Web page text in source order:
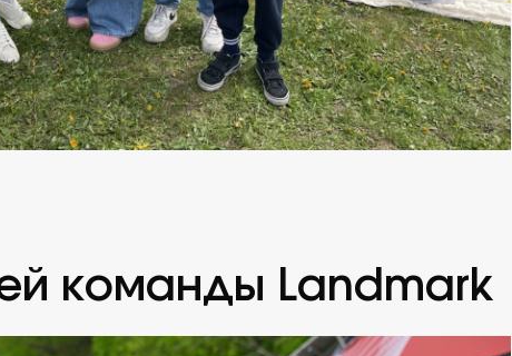
команды Landmark